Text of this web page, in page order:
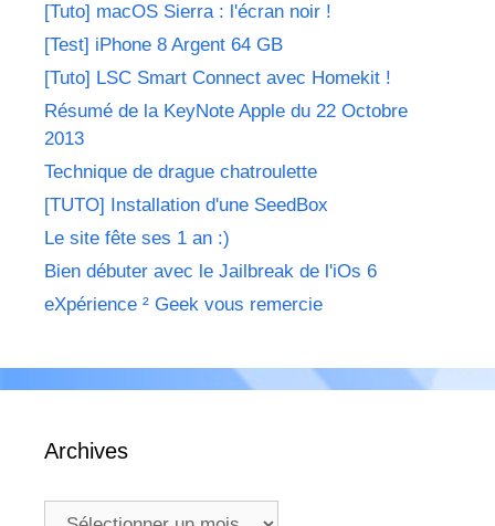
[Tuto] macOS Sierra : l'écran noir !
[Test] iPhone 8 Argent 64 GB
[Tuto] LSC Smart Connect avec Homekit !
Résumé de la KeyNote Apple du 22 Octobre
2013
Technique de drague chatroulette
[TUTO] Installation d'une SeedBox
Le site fête ses 1 an :)
Bien débuter avec le Jailbreak de l'iOs 6
eXpérience ² Geek vous remercie
Archives
Archives